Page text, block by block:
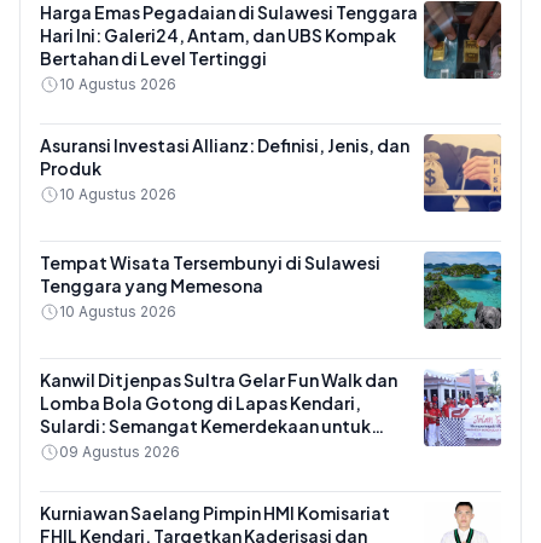
Harga Emas Pegadaian di Sulawesi Tenggara
Hari Ini: Galeri24, Antam, dan UBS Kompak
Bertahan di Level Tertinggi
10 Agustus 2026
Asuransi Investasi Allianz: Definisi, Jenis, dan
Produk
10 Agustus 2026
Tempat Wisata Tersembunyi di Sulawesi
Tenggara yang Memesona
10 Agustus 2026
Kanwil Ditjenpas Sultra Gelar Fun Walk dan
Lomba Bola Gotong di Lapas Kendari,
Sulardi: Semangat Kemerdekaan untuk
Kinerja
09 Agustus 2026
Kurniawan Saelang Pimpin HMI Komisariat
FHIL Kendari, Targetkan Kaderisasi dan